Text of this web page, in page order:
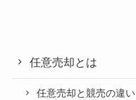
任意売却とは
任意売却と競売の違い